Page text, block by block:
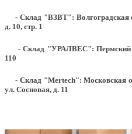
- Склад "ВЗВТ": Волгоградская
д. 10, стр. 1
- Склад "УРАЛВЕС": Пермский
110
- Склад "Mertech": Московская
ул. Сосновая, д. 11